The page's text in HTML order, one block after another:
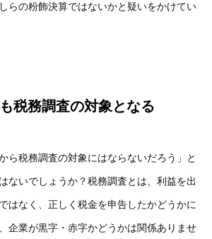
らの粉飾決算ではないかと疑いをかけてい
税務調査の対象となる
ら税務調査の対象にはならないだろう」と
ないでしょうか？税務調査とは、利益を出
はなく、正しく税金を申告したかどうかに
企業が黒字・赤字かどうかは関係ありませ